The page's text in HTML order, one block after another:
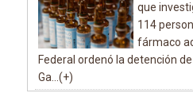
que
114
fármaco
Federal ordenó la detención
Ga...(+)